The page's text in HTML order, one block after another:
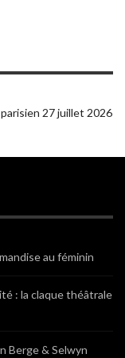
27 juillet 2026
au féminin
: la claque théâtrale
Berge & Selwyn